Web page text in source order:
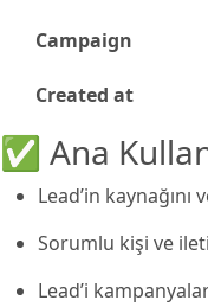
Campaign
Created at
✅ Ana
Lead’in
Sorumlu kişi ve
Lead’i